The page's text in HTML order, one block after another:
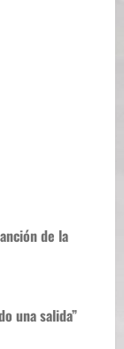
de la
una salida”